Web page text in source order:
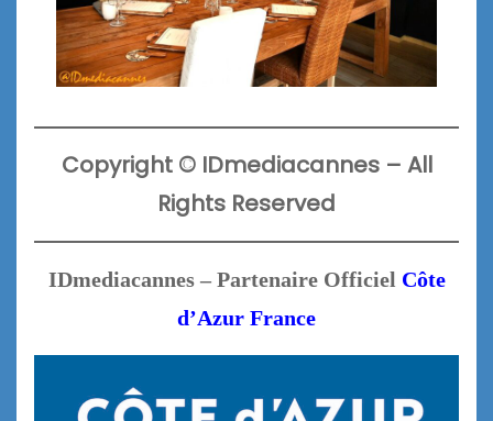
Copyright © IDmediacannes – All
Rights Reserved
IDmediacannes – Partenaire Officiel Côte
d’Azur France